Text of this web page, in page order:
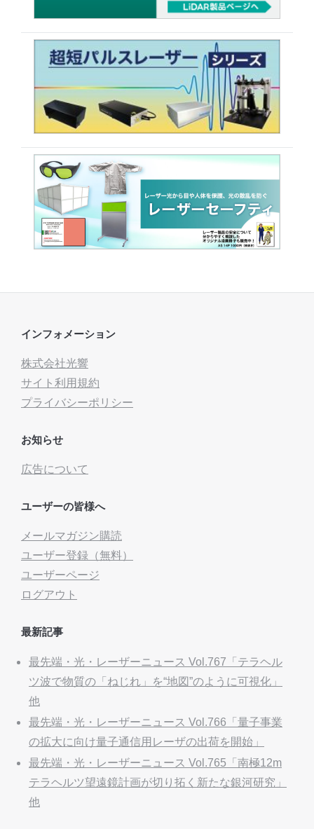
インフォメーション
株式会社光響
サイト利用規約
プライバシーポリシー
お知らせ
広告について
ユーザーの皆様へ
メールマガジン購読
ユーザー登録（無料）
ユーザーページ
ログアウト
最新記事
最先端・光・レーザーニュース Vol.767「テラヘル
ツ波で物質の「ねじれ」を“地図”のように可視化」
他
最先端・光・レーザーニュース Vol.766「量子事業
の拡大に向け量子通信用レーザの出荷を開始」
最先端・光・レーザーニュース Vol.765「南極12m
テラヘルツ望遠鏡計画が切り拓く新たな銀河研究」
他